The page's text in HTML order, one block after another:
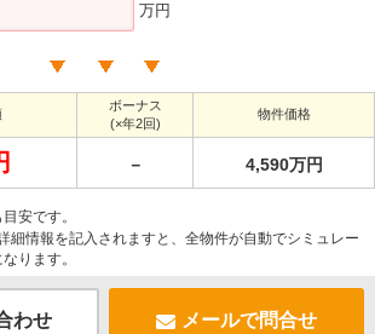
万円
ボーナス
(×年2回)
物件価格
－ 4,590万円
安です。
細情報を記入されますと、全物件が自動でシミュレー
ります。
わせ メールで問合せ